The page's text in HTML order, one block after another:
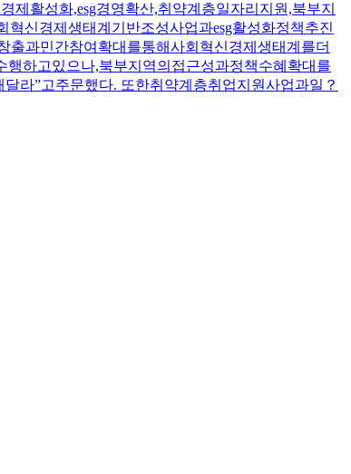
활성화,esg경영확산,취약계층일자리지원,북부지
신경제생태계기반조성사업과esg활성화정책추진
출과민간참여확대를통해사회혁신경제생태계를더
하고있으나,북부지역의접근성과정책수혜확대를
라”고주문했다. 또한취약계층취업지원사업과일？